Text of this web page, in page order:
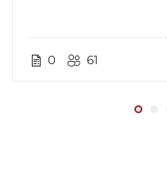
0 61